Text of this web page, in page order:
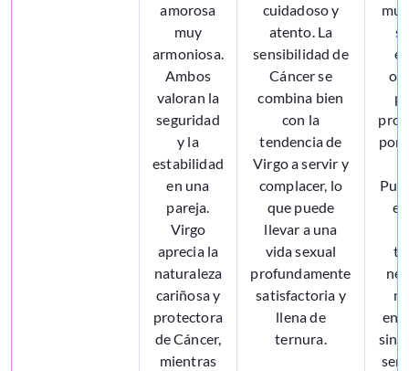
amorosa
muy
armoniosa.
Ambos
valoran la
seguridad
y la
estabilidad
en una
pareja.
Virgo
aprecia la
naturaleza
cariñosa y
protectora
de Cáncer,
mientras
cuidadoso y
atento. La
sensibilidad de
Cáncer se
combina bien
con la
tendencia de
Virgo a servir y
complacer, lo
que puede
llevar a una
vida sexual
profundamente
satisfactoria y
llena de
ternura.
por
el